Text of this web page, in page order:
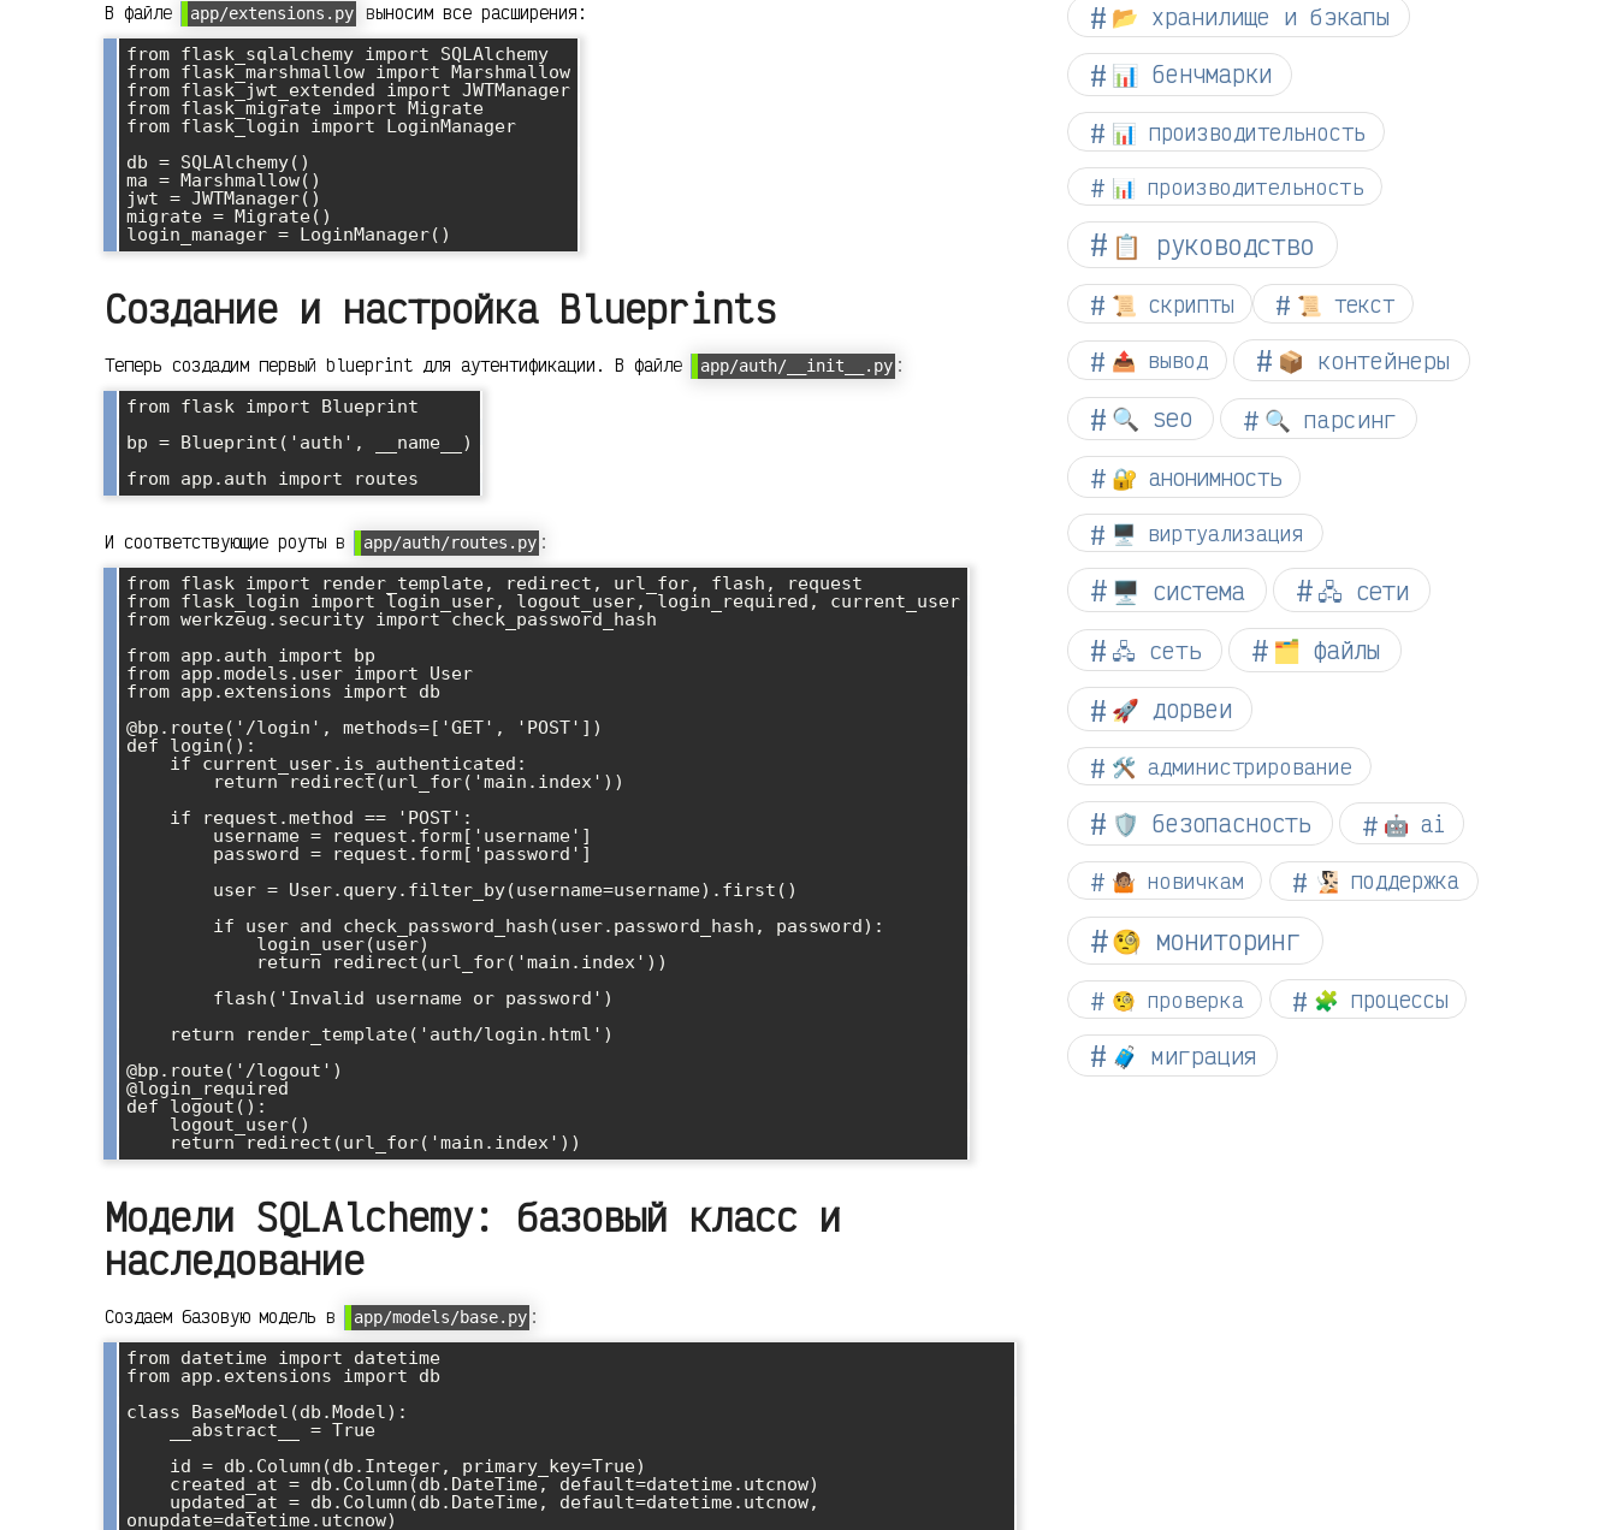
В файле app/extensions.py выносим все расширения:
from flask_sqlalchemy import SQLAlchemy
from flask_marshmallow import Marshmallow
from flask_jwt_extended import JWTManager
from flask_migrate import Migrate
from flask_login import LoginManager
db = SQLAlchemy()
ma = Marshmallow()
jwt = JWTManager()
migrate = Migrate()
Создание и настройка Blueprints
Теперь создадим первый blueprint для аутентификации. В файле app/auth/__init__.py :
from flask import Blueprint
bp = Blueprint('auth', __name__)
И соответствующие роуты в app/auth/routes.py :
from flask import render_template, redirect, url_for, flash, request
from flask_login import login_user, logout_user, login_required, current_user
from werkzeug.security import check_password_hash
from app.auth import bp
from app.models.user import User
from app.extensions import db
@bp.route('/login', methods=['GET', 'POST'])
def login():
@bp.route('/logout')
@login_required
def logout():
Модели SQLAlchemy: базовый класс и
наследование
Создаем базовую модель в app/models/base.py :
from datetime import datetime
from app.extensions import db
class BaseModel(db.Model):
onupdate=datetime.utcnow)
📂 хранилище и бэкапы
📊 бенчмарки
📊 производительность
📊 производительность
📋 руководство
📜 скрипты 📜 текст
📤 вывод 📦 контейнеры
🔍 seo 🔍 парсинг
🔐 анонимность
🖥️ виртуализация
🖥️ система 🖧 сети
🖧 сеть 🗂️ файлы
🚀 дорвеи
🛠️ администрирование
🛡️ безопасность 🤖 ai
🤷🏽 новичкам 🧏🏻 поддержка
🧐 мониторинг
🧐 проверка 🧩 процессы
🧳 миграция